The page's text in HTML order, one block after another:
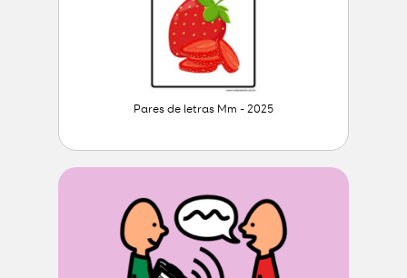
Pares de letras Mm - 2025